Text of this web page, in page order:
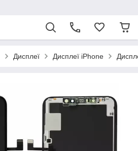
Дисплеї Дисплеї iPhone